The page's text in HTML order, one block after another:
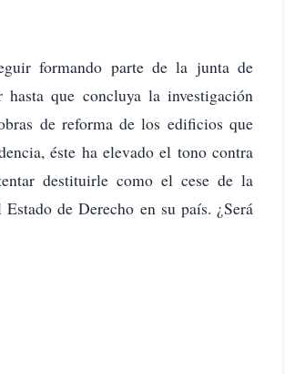
formando parte de la junta de
que concluya la investigación
de reforma de los edificios que
éste ha elevado el tono contra
destituirle como el cese de la
de Derecho en su país. ¿Será